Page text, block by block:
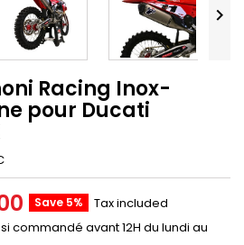

Racing Inox-
pour Ducati
Save 5%
Tax included
commandé avant 12H du lundi au